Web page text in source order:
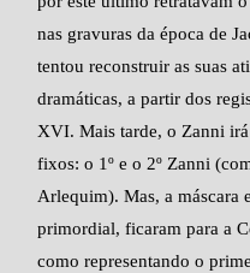
nas gravuras da época de
tentou reconstruir as suas
dramáticas, a partir dos
XVI. Mais tarde, o Zanni
fixos: o 1º e o 2º Zanni
Arlequim). Mas, a
primordial, ficaram para a
como representando o